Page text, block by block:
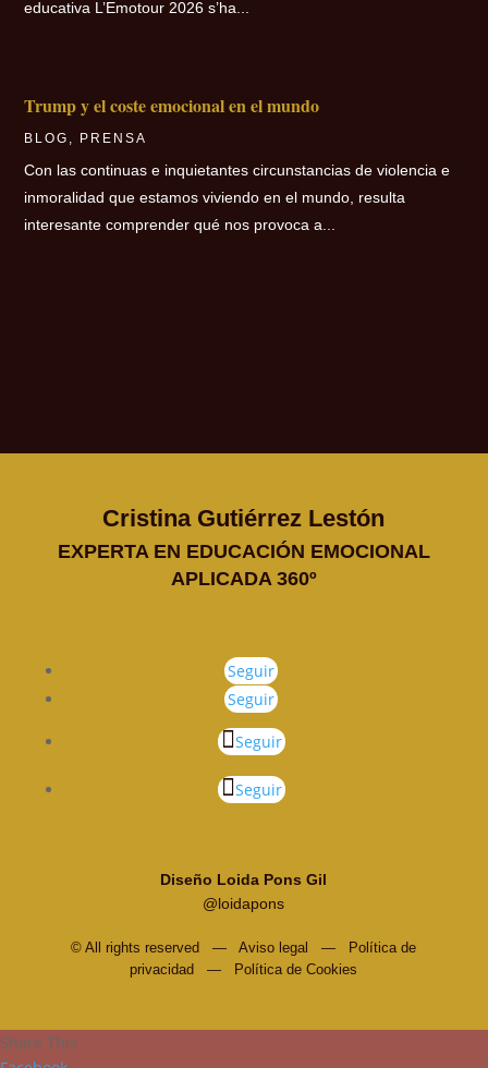
educativa L’Emotour 2026 s’ha...
Trump y el coste emocional en el mundo
BLOG , PRENSA
Con las continuas e inquietantes circunstancias de violencia e
inmoralidad que estamos viviendo en el mundo, resulta
interesante comprender qué nos provoca a...
Cristina Gutiérrez Lestón
EXPERTA EN EDUCACIÓN EMOCIONAL
APLICADA 360º
Seguir
Seguir
Seguir
Seguir
Diseño Loida Pons Gil
@loidapons
© All rights reserved —Aviso legal —
Política de
privacidad — Política de Cookies
Share This